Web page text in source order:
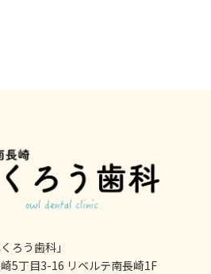
ろう歯科」
5丁目3-16 リベルテ南長崎1F